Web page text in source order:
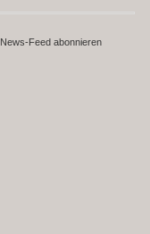
News-Feed abonnieren